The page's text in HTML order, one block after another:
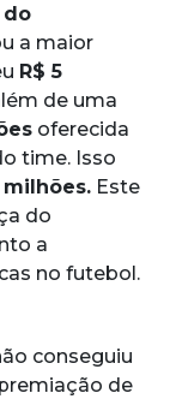
do
a maior
R$ 5
de uma
oferecida
time. Isso
milhões. Este
do
a
no futebol.
conseguiu
de